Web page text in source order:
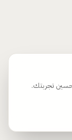
تجربتك.